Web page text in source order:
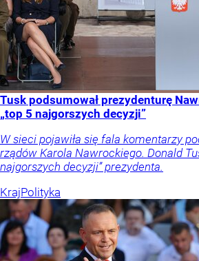
Tusk podsumował prezydenturę
„top 5 najgorszych decyzji”
W sieci pojawiła się fala komentarzy
rządów Karola Nawrockiego. Donald
najgorszych decyzji” prezydenta.
KrajPolityka